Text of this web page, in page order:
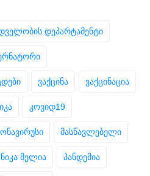
დეპარტამენტი
ვაქცინა ვაქცინაცია
კოვიდ19
მასწავლებელი
ნიკა მელია პანდემია